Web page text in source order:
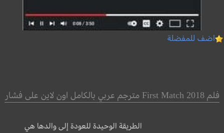
اضف للمفضلة
فلم First Match 2018 مترجم عربي بالكامل اون لاين على فشار
الطريقة الوحيدة للعودة إلى والدها هي